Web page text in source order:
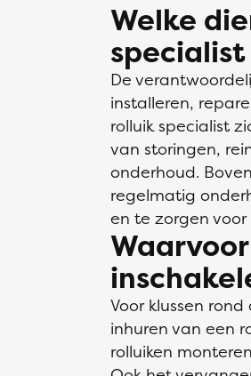
Welke
De
installeren,
rolluik specialist
van storingen,
onderhoud.
regelmatig
en te zorgen
Voor klussen
inhuren van een
rolluiken